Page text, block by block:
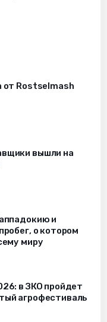
от Rostselmash
вышли на
и
о котором
миру
в ЗКО пройдет
агрофестиваль